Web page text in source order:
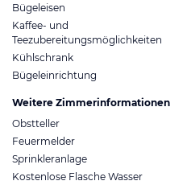
Bügeleisen
Kaffee- und
Teezubereitungsmöglichkeiten
Kühlschrank
Bügeleinrichtung
Weitere Zimmerinformationen
Obstteller
Feuermelder
Sprinkleranlage
Kostenlose Flasche Wasser